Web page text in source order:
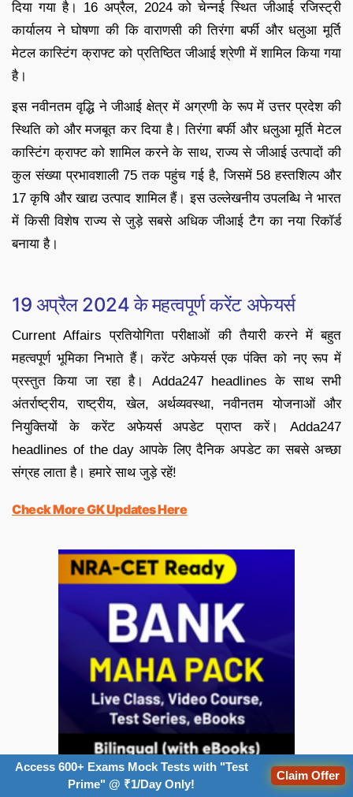
दिया गया है। 16 अप्रैल, 2024 को चेन्नई स्थित जीआई रजिस्ट्री
कार्यालय ने घोषणा की कि वाराणसी की तिरंगा बर्फी और धलुआ मूर्ति
मेटल कास्टिंग क्राफ्ट को प्रतिष्ठित जीआई श्रेणी में शामिल किया गया
है।
इस नवीनतम वृद्धि ने जीआई क्षेत्र में अग्रणी के रूप में उत्तर प्रदेश की
स्थिति को और मजबूत कर दिया है। तिरंगा बर्फी और धलुआ मूर्ति मेटल
कास्टिंग क्राफ्ट को शामिल करने के साथ, राज्य से जीआई उत्पादों की
कुल संख्या प्रभावशाली 75 तक पहुंच गई है, जिसमें 58 हस्तशिल्प और
17 कृषि और खाद्य उत्पाद शामिल हैं। इस उल्लेखनीय उपलब्धि ने भारत
में किसी विशेष राज्य से जुड़े सबसे अधिक जीआई टैग का नया रिकॉर्ड
बनाया है।
19 अप्रैल 2024 के महत्वपूर्ण करेंट अफेयर्स
Current Affairs प्रतियोगिता परीक्षाओं की तैयारी करने में बहुत
महत्वपूर्ण भूमिका निभाते हैं। करेंट अफेयर्स एक पंक्ति को नए रूप में
प्रस्तुत किया जा रहा है। Adda247 headlines के साथ सभी
अंतर्राष्ट्रीय, राष्ट्रीय, खेल, अर्थव्यवस्था, नवीनतम योजनाओं और
नियुक्तियों के करेंट अफेयर्स अपडेट प्राप्त करें। Adda247
headlines of the day आपके लिए दैनिक अपडेट का सबसे अच्छा
संग्रह लाता है। हमारे साथ जुड़े रहें!
Check More GK Updates Here
19th April | Current Affairs 2024 | Current Affairs
Access 600+ Exams Mock Tests with "Test
Prime" @ ₹1/Day Only!
Claim Offer